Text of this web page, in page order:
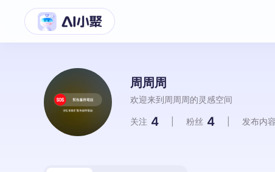
周周周
欢迎来到周周周的灵感空间
关注 4 粉丝 4 发布内容